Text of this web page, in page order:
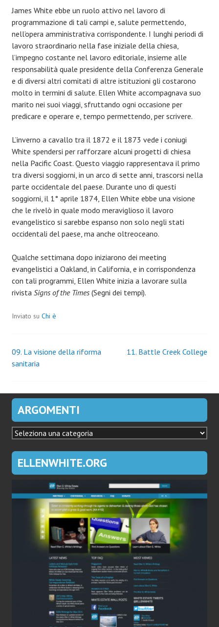
James White ebbe un ruolo attivo nel lavoro di
programmazione di tali campi e, salute permettendo,
nell’opera amministrativa corrispondente. I lunghi periodi di
lavoro straordinario nella fase iniziale della chiesa,
l’impegno costante nel lavoro editoriale, insieme alle
responsabilità quale presidente della Conferenza Generale
e di diversi altri comitati di altre istituzioni gli costarono
molto in termini di salute. Ellen White accompagnava suo
marito nei suoi viaggi, sfruttando ogni occasione per
predicare e operare e, tempo permettendo, per scrivere.
L’inverno a cavallo tra il 1872 e il 1873 vede i coniugi
White spendersi per rafforzare alcuni progetti di chiesa
nella Pacific Coast. Questo viaggio rappresentava il primo
tra diversi soggiorni, in un arco di sette anni, trascorsi nella
parte occidentale del paese. Durante uno di questi
soggiorni, il 1° aprile 1874, Ellen White ebbe una visione
che le rivelò in quale modo meraviglioso il lavoro
evangelistico si sarebbe espanso non solo negli stati
occidentali del paese, ma anche oltreoceano.
Qualche settimana dopo iniziarono dei meeting
evangelistici a Oakland, in California, e in corrispondenza
con tali programmi, Ellen White inizia a lavorare sulla
rivista Signs of the Times (Segni dei tempi).
Inviato su Chi è
Navigazione
articoli
09. La visione della riforma
sanitaria
11. Battle Creek College
ARGOMENTI
ARGOMENTI
ELLENWHITE.ORG